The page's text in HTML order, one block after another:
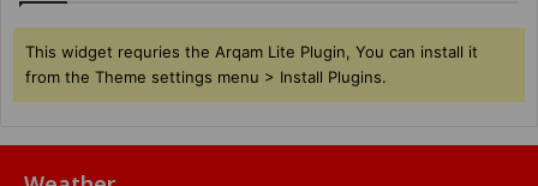
This widget requries the Arqam Lite Plugin, You can install it
from the Theme settings menu > Install Plugins.